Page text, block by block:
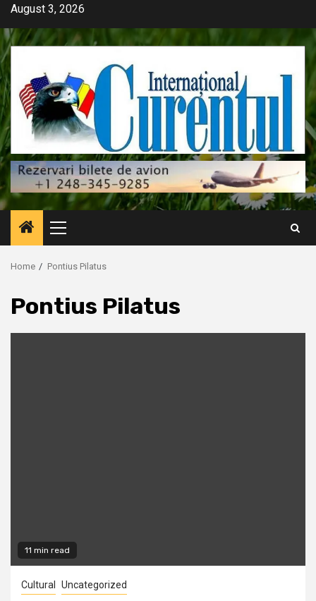
Skip
content
August 3, 2026
Primary
Menu
Home Pontius Pilatus
Pontius Pilatus
11 min read
Cultural Uncategorized